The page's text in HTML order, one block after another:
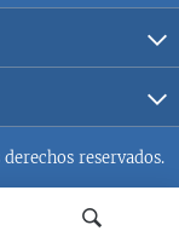
reservados.